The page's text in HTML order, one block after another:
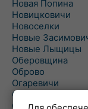
Новая Попина
Новицковичи
Новоселки
Новые
Новые Лыщицы
Оберовщина
Оброво
Огаревичи
Одрижин
Оздамичи